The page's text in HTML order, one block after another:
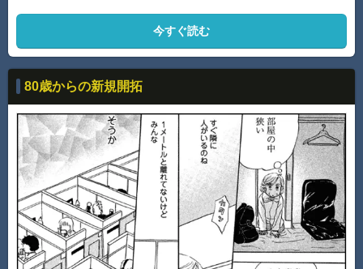
今すぐ読む
80歳からの新規開拓